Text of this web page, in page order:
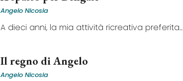
Angelo Nicosia
A dieci anni, la mia attività ricreativa preferita...
Il regno di Angelo
Angelo Nicosia